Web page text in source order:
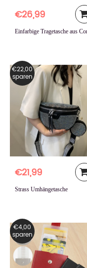
€26,99
Einfarbige Tragetasche aus
€22,00
sparen
€21,99
Strass Umhängetasche
€4,00
sparen